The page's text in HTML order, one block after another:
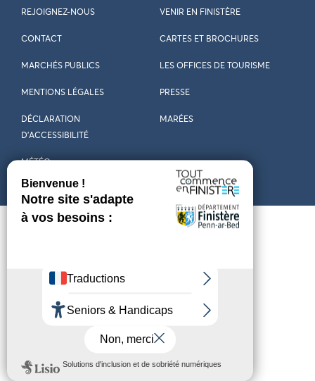
REJOIGNEZ-NOUS VENIR EN FINISTÈRE
CONTACT CARTES ET BROCHURES
MARCHÉS PUBLICS LES OFFICES DE TOURISME
MENTIONS LÉGALES PRESSE
DÉCLARATION
D’ACCESSIBILITÉ
MARÉES
MÉTÉO